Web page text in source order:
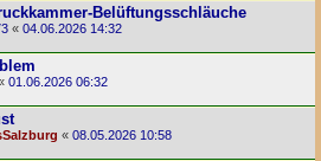
Belüftungsschläuche
« 04.06.2026 14:32
01.06.2026 06:32
« 08.05.2026 10:58